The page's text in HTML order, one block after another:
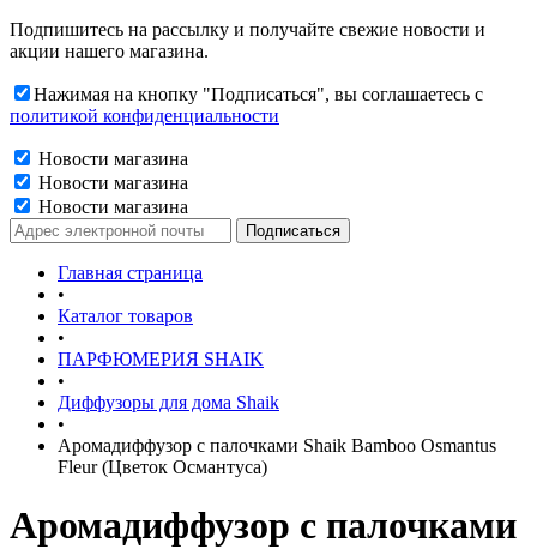
Подпишитесь на рассылку и получайте свежие новости и
акции нашего магазина.
Нажимая на кнопку "Подписаться", вы соглашаетесь с
политикой конфиденциальности
Новости магазина
Новости магазина
Новости магазина
Главная страница
•
Каталог товаров
•
ПАРФЮМЕРИЯ SHAIK
•
Диффузоры для дома Shaik
•
Аромадиффузор с палочками Shaik Bamboo Osmantus
Fleur (Цветок Османтуса)
Аромадиффузор с палочками